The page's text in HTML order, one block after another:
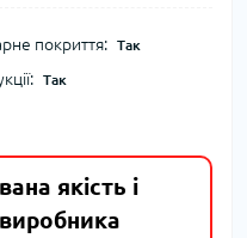
покриття: Так
Так
якість і